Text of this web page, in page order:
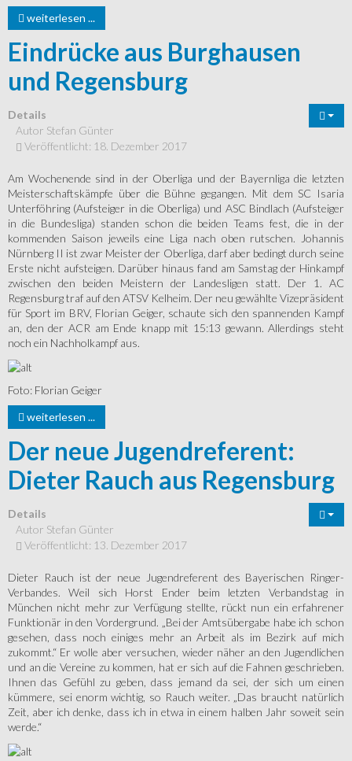
weiterlesen ...
Eindrücke aus Burghausen
und Regensburg
Details
Autor Stefan Günter
Veröffentlicht: 18. Dezember 2017
Am Wochenende sind in der Oberliga und der Bayernliga die letzten
Meisterschaftskämpfe über die Bühne gegangen. Mit dem SC Isaria
Unterföhring (Aufsteiger in die Oberliga) und ASC Bindlach (Aufsteiger
in die Bundesliga) standen schon die beiden Teams fest, die in der
kommenden Saison jeweils eine Liga nach oben rutschen. Johannis
Nürnberg II ist zwar Meister der Oberliga, darf aber bedingt durch seine
Erste nicht aufsteigen. Darüber hinaus fand am Samstag der Hinkampf
zwischen den beiden Meistern der Landesligen statt. Der 1. AC
Regensburg traf auf den ATSV Kelheim. Der neu gewählte Vizepräsident
für Sport im BRV, Florian Geiger, schaute sich den spannenden Kampf
an, den der ACR am Ende knapp mit 15:13 gewann. Allerdings steht
noch ein Nachholkampf aus.
Foto: Florian Geiger
weiterlesen ...
Der neue Jugendreferent:
Dieter Rauch aus Regensburg
Details
Autor Stefan Günter
Veröffentlicht: 13. Dezember 2017
Dieter Rauch ist der neue Jugendreferent des Bayerischen Ringer-
Verbandes. Weil sich Horst Ender beim letzten Verbandstag in
München nicht mehr zur Verfügung stellte, rückt nun ein erfahrener
Funktionär in den Vordergrund. „Bei der Amtsübergabe habe ich schon
gesehen, dass noch einiges mehr an Arbeit als im Bezirk auf mich
zukommt.“ Er wolle aber versuchen, wieder näher an den Jugendlichen
und an die Vereine zu kommen, hat er sich auf die Fahnen geschrieben.
Ihnen das Gefühl zu geben, dass jemand da sei, der sich um einen
kümmere, sei enorm wichtig, so Rauch weiter. „Das braucht natürlich
Zeit, aber ich denke, dass ich in etwa in einem halben Jahr soweit sein
werde.“